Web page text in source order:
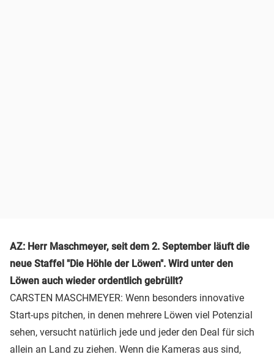
AZ: Herr Maschmeyer, seit dem 2. September läuft die
neue Staffel "Die Höhle der Löwen". Wird unter den
Löwen auch wieder ordentlich gebrüllt?
CARSTEN MASCHMEYER: Wenn besonders innovative
Start-ups pitchen, in denen mehrere Löwen viel Potenzial
sehen, versucht natürlich jede und jeder den Deal für sich
allein an Land zu ziehen. Wenn die Kameras aus sind,